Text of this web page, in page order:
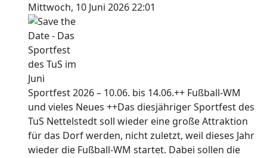
Mittwoch, 10 Juni 2026 22:01
Sportfest 2026 – 10.06. bis 14.06.++ Fußball-WM
und vieles Neues ++Das diesjähriger Sportfest des
TuS Nettelstedt soll wieder eine große Attraktion
für das Dorf werden, nicht zuletzt, weil dieses Jahr
wieder die Fußball-WM startet. Dabei sollen die